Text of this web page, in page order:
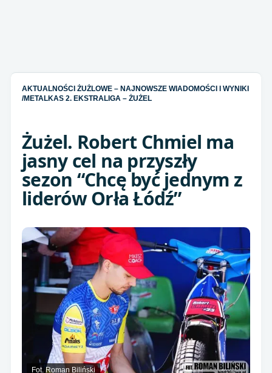
AKTUALNOŚCI ŻUŻLOWE – NAJNOWSZE WIADOMOŚCI I WYNIKI
/METALKAS 2. EKSTRALIGA – ŻUŻEL
Żużel. Robert Chmiel ma
jasny cel na przyszły
sezon “Chcę być jednym z
liderów Orła Łódź”
Fot. Roman Biliński